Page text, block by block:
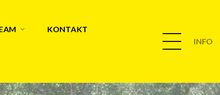
KONTAKT
INFO